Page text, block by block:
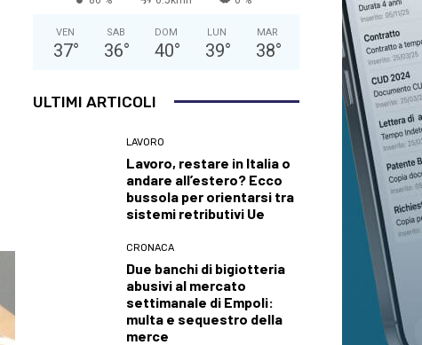
VEN
37°
SAB
36°
DOM
40°
LUN
39°
MAR
38°
ULTIMI ARTICOLI
LAVORO
Lavoro, restare in Italia o
andare all’estero? Ecco
bussola per orientarsi tra
sistemi retributivi Ue
CRONACA
Due banchi di bigiotteria
abusivi al mercato
settimanale di Empoli:
multa e sequestro della
merce